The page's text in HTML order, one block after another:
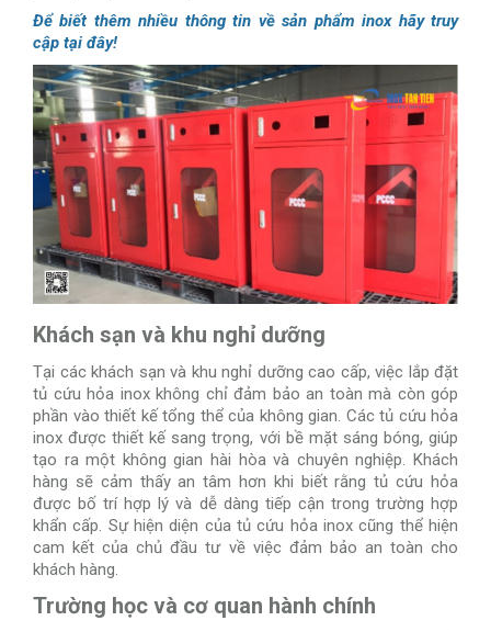
Để biết thêm nhiều thông tin về sản phẩm inox hãy truy
cập tại đây!
Khách sạn và khu nghỉ dưỡng
Tại các khách sạn và khu nghỉ dưỡng cao cấp, việc lắp đặt
tủ cứu hỏa inox không chỉ đảm bảo an toàn mà còn góp
phần vào thiết kế tổng thể của không gian. Các tủ cứu hỏa
inox được thiết kế sang trọng, với bề mặt sáng bóng, giúp
tạo ra một không gian hài hòa và chuyên nghiệp. Khách
hàng sẽ cảm thấy an tâm hơn khi biết rằng tủ cứu hỏa
được bố trí hợp lý và dễ dàng tiếp cận trong trường hợp
khẩn cấp. Sự hiện diện của tủ cứu hỏa inox cũng thể hiện
cam kết của chủ đầu tư về việc đảm bảo an toàn cho
khách hàng.
Trường học và cơ quan hành chính